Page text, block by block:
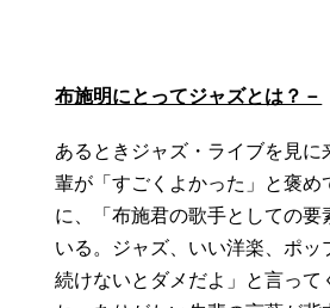
布施明にとってジャズとは？－
あるときジャズ・ライブを見に
輩が「すごくよかった」と褒め
に、「布施君の歌手としての要
いる。ジャズ、いい洋楽、ポッ
続けないとダメだよ」と言って